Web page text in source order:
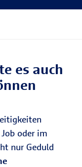
es auch
oder im
nur Geduld